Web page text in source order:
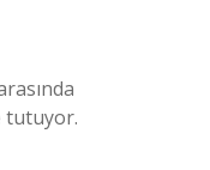
tutuyor.